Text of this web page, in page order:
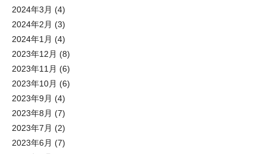
2024年3月 (4)
2024年2月 (3)
2024年1月 (4)
2023年12月 (8)
2023年11月 (6)
2023年10月 (6)
2023年9月 (4)
2023年8月 (7)
2023年7月 (2)
2023年6月 (7)